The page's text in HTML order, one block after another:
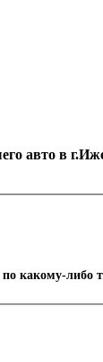
авто в
по какому-